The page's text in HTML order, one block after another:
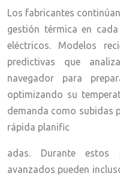
Los fabricantes
gestión térmica en
eléctricos. Modelos
predictivas que
navegador para
optimizando su
demanda como subidas
rápida planific
adas. Durante estos
avanzados pueden